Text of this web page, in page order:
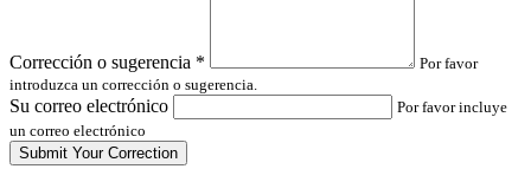
Corrección o sugerencia *
Por favor
introduzca un corrección o sugerencia.
Su correo electrónico
Por favor incluye
un correo electrónico